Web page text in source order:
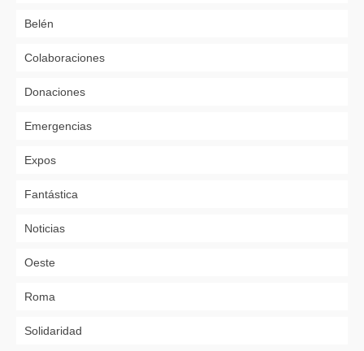
Belén
Colaboraciones
Donaciones
Emergencias
Expos
Fantástica
Noticias
Oeste
Roma
Solidaridad